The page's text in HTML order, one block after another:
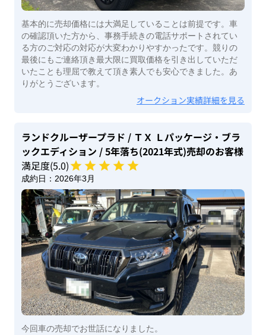
基本的に売却価格には大満足していることは前提です。車
の確認頂いた方から、事務手続きの電話サポートされてい
る方のご対応の対応が大変わかりやすかったです。競りの
最後にもご連絡頂き最大限に買取価格を引き出していただ
いたことも理屈で教えて頂き素人でも安心できました。あ
りがとうございます。
オークション実績詳細を見る
ランドクルーザープラド / ＴＸ Ｌパッケージ・ブラ
ックエディション / 5年落ち(2021年式)売却のお客様
満足度(5.0)
成約日： 2026年3月
今回車の売却でお世話になりました。